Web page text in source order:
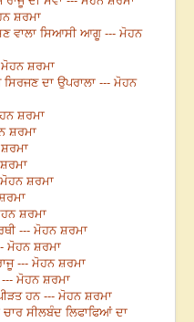
ਸ਼ਰਮਾ
ਵਾਲਾ ਸਿਆਸੀ ਆਗੂ --- ਮੋਹਨ
ਸ਼ਰਮਾ
ਸਿਰਜਣ ਦਾ ਉਪਰਾਲਾ --- ਮੋਹਨ
ਸ਼ਰਮਾ
ਸ਼ਰਮਾ
ਸ਼ਰਮਾ
ਸ਼ਰਮਾ
--- ਮੋਹਨ ਸ਼ਰਮਾ
ਮੋਹਨ ਸ਼ਰਮਾ
--- ਮੋਹਨ ਸ਼ਰਮਾ
--- ਮੋਹਨ ਸ਼ਰਮਾ
ਹਨ --- ਮੋਹਨ ਸ਼ਰਮਾ
ਸੀਲਬੰਦ ਲਿਫਾਫਿਆਂ ਦਾ